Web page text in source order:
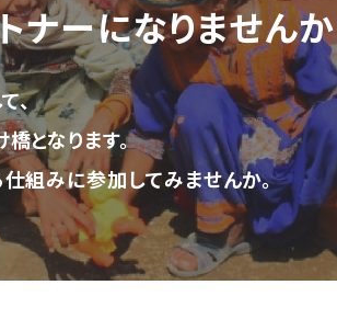
ナーになりませんか
、
となります。
組みに参加してみませんか。